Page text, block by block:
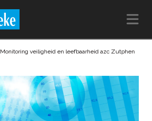
Monitoring veiligheid en leefbaarheid azc Zutphen